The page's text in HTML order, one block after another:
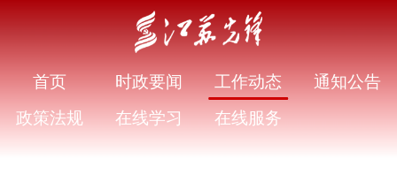
首页 时政要闻 工作动态
通知公告
政策法规
在线学习 在线服务